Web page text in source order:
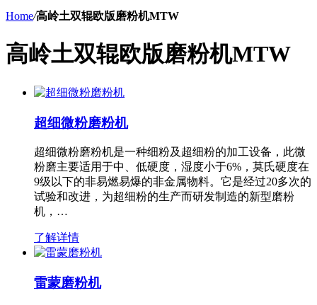
Home/高岭土双辊欧版磨粉机MTW
高岭土双辊欧版磨粉机MTW
超细微粉磨粉机
超细微粉磨粉机是一种细粉及超细粉的加工设备，此微
粉磨主要适用于中、低硬度，湿度小于6%，莫氏硬度在
9级以下的非易燃易爆的非金属物料。它是经过20多次的
试验和改进，为超细粉的生产而研发制造的新型磨粉
机，…
了解详情
雷蒙磨粉机